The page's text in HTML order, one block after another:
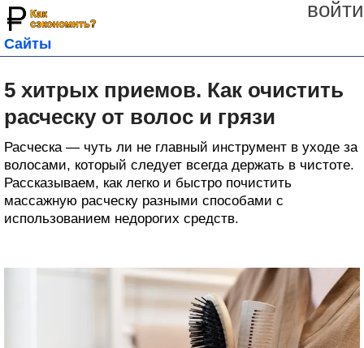
войти
Сайты
5 хитрых приемов. Как очистить
расческу от волос и грязи
Расческа — чуть ли не главный инструмент в уходе за
волосами, который следует всегда держать в чистоте.
Рассказываем, как легко и быстро почистить
массажную расческу разными способами с
использованием недорогих средств.